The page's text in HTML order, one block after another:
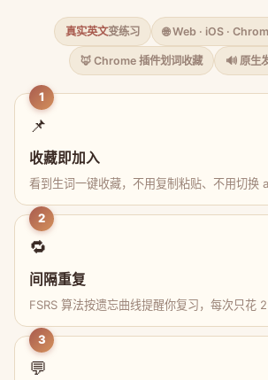
真实英文变练习 🌐 Web · iOS ·
🦊 Chrome 插件划词收藏 🔊 原生
1
📌
收藏即加入
看到生词一键收藏，不用复制粘贴、不用切换
2
🔁
间隔重复
FSRS 算法按遗忘曲线提醒你复习，每次只花 2
3
💬